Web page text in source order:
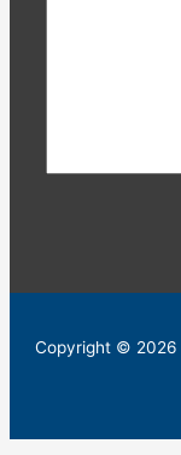
Copyright © 2026